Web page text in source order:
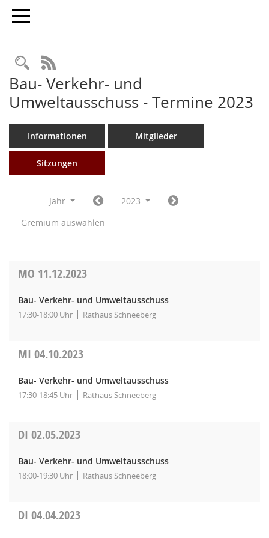
Toggle navigation
Rechercheauswahl
RSS-Feed
Bau- Verkehr- und
Umweltausschuss - Termine 2023
Informationen Mitglieder
Sitzungen
Jahr
2023
Gremium auswählen
MO 11.12.2023
Bau- Verkehr- und Umweltausschuss
17:30-18:00 Uhr Rathaus Schneeberg
MI 04.10.2023
Bau- Verkehr- und Umweltausschuss
17:30-18:45 Uhr Rathaus Schneeberg
DI 02.05.2023
Bau- Verkehr- und Umweltausschuss
18:00-19:30 Uhr Rathaus Schneeberg
DI 04.04.2023